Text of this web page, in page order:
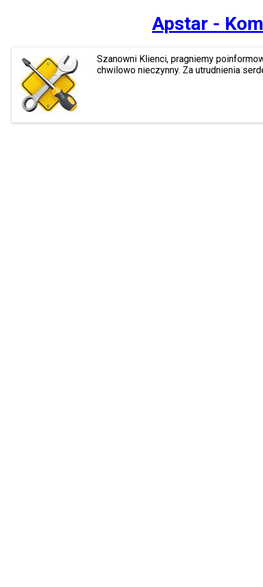
Apstar -
Szanowni Klienci, pragniemy
chwilowo nieczynny. Za utrudnienia